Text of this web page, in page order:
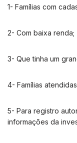
1- Famílias com
2- Com baixa renda;
3- Que tinha um
4- Famílias
5- Para registro
informações da